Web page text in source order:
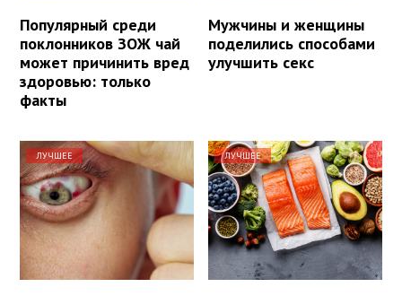
Популярный среди
поклонников ЗОЖ чай
может причинить вред
здоровью: только
факты
Мужчины и женщины
поделились способами
улучшить секс
ЛУЧШЕЕ ЛУЧШЕЕ